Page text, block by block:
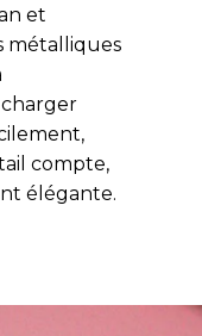
et
métalliques
compte,
élégante.